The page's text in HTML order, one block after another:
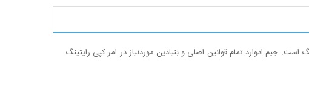
جیم ادوارد تمام قوانین اصلی و بنیادین موردنیاز در امر کپی رایتینگ